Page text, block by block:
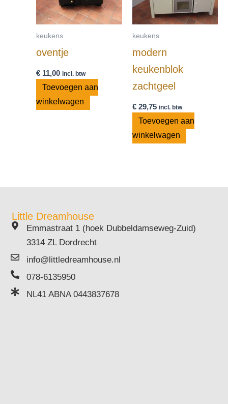
keukens
oventje
€ 11,00 incl. btw
Toevoegen aan
winkelwagen
keukens
modern
keukenblok
zachtgeel
€29,75 incl. btw
Toevoegen aan
winkelwagen
Little Dreamhouse
Emmastraat 1 (hoek Dubbeldamseweg-Zuid)
3314 ZL Dordrecht
info@littledreamhouse.nl
078-6135950
NL41 ABNA 0443837678